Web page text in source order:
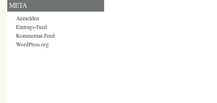
META
Anmelden
Eintrags-Feed
Kommentar-Feed
WordPress.org